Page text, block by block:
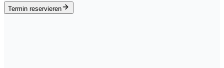
Termin reservieren